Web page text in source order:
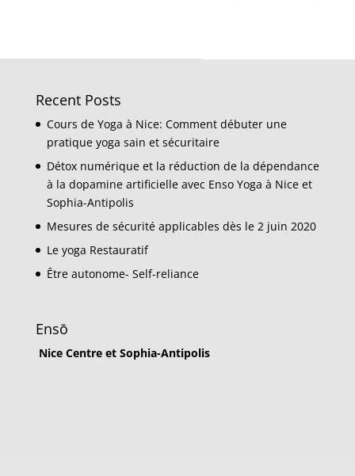
Recent Posts
Cours de Yoga à Nice: Comment débuter une
pratique yoga sain et sécuritaire
Détox numérique et la réduction de la dépendance
à la dopamine artificielle avec Enso Yoga à Nice et
Sophia-Antipolis
Mesures de sécurité applicables dès le 2 juin 2020
Le yoga Restauratif
Être autonome- Self-reliance
Ensō
Nice Centre et Sophia-Antipolis